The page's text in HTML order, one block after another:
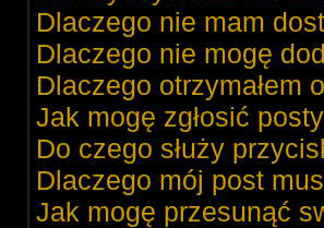
Dlaczego nie mam
Dlaczego nie mogę
Dlaczego otrzymałem
Jak mogę zgłosić
Do czego służy
Dlaczego mój post
Jak mogę przesunąć